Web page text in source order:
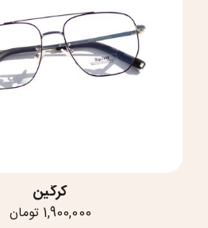
کرگین
1,900,000 تومان